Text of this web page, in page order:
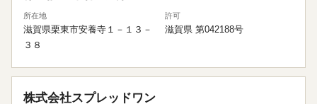
所在地
滋賀県栗東市安養寺１－１３－
３８
許可
滋賀県 第042188号
株式会社スプレッドワン